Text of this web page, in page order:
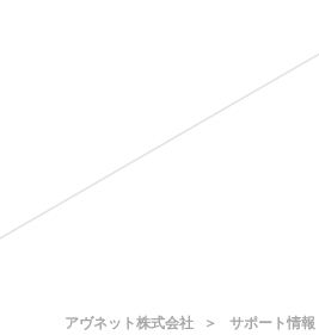
アヴネット株式会社 サポート情報